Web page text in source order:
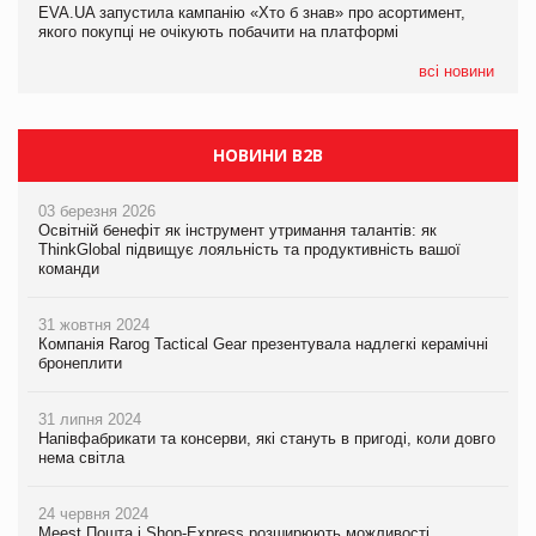
EVA.UA запустила кампанію «Хто б знав» про асортимент,
якого покупці не очікують побачити на платформі
всі новини
05.08.2026
Мережа супермаркетів VARUS купує мережу магазинів
НОВИНИ B2B
03 березня 2026
Освітній бенефіт як інструмент утримання талантів: як
ThinkGlobal підвищує лояльність та продуктивність вашої
команди
31 жовтня 2024
Компанія Rarog Tactical Gear презентувала надлегкі керамічні
бронеплити
31 липня 2024
Напівфабрикати та консерви, які стануть в пригоді, коли довго
нема світла
24 червня 2024